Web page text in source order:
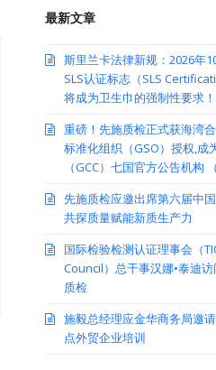
最新文章
斯里兰卡法律新规：2026年
SLS认证标志（SLS
将成为卫生巾的强制性要求！
重磅！先施质检正式获海湾
标准化组织（GSO）授权,成
（GCC）七国官方公告机构
先施质检应邀出席第六届中
共探质量赋能新质生产力
国际检验检测认证理事会（
Council）总干事汉娜•泰迪
质检
施毅总经理应金华商务局邀
点外贸企业培训